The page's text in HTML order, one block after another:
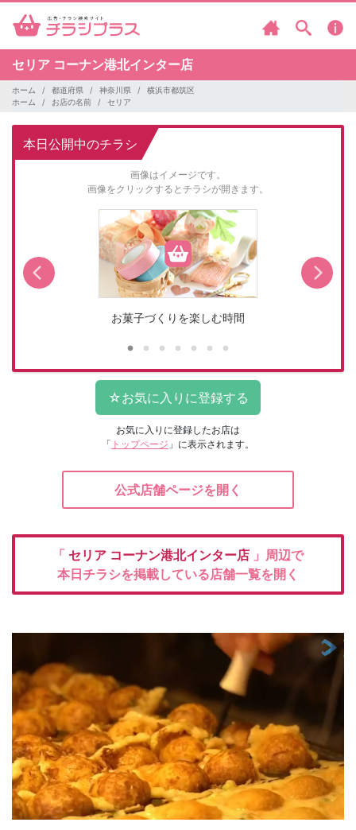
セリア コーナン港北インター店
ホーム 都道府県 神奈川県
横浜市都筑区
ホーム
お店の名前 セリア
本日公開中のチラシ
画像はイメージです。
画像をクリックするとチラシが開きます。
お菓子づくりを楽しむ時間
お気に入りに登録したお店は
「 トップページ 」に表示されます。
公式店舗ページを開く
「 セリア コーナン港北インター店 」周辺で
本日チラシを掲載している店舗一覧を開く